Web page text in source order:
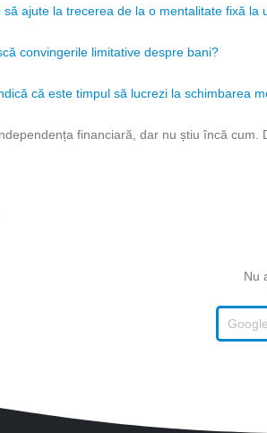
ajute la trecerea de la o mentalitate fixă ​​la
convingerile limitative despre bani?
că este timpul să lucrezi la schimbarea
financiară, dar nu știu încă
Nu